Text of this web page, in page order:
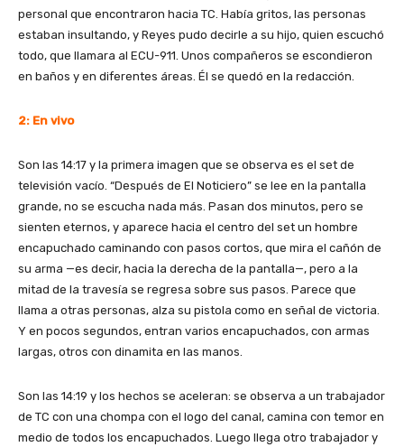
personal que encontraron hacia TC. Había gritos, las personas
estaban insultando, y Reyes pudo decirle a su hijo, quien escuchó
todo, que llamara al ECU-911. Unos compañeros se escondieron
en baños y en diferentes áreas. Él se quedó en la redacción.
2: En vivo
Son las 14:17 y la primera imagen que se observa es el set de
televisión vacío. “Después de El Noticiero” se lee en la pantalla
grande, no se escucha nada más. Pasan dos minutos, pero se
sienten eternos, y aparece hacia el centro del set un hombre
encapuchado caminando con pasos cortos, que mira el cañón de
su arma —es decir, hacia la derecha de la pantalla—, pero a la
mitad de la travesía se regresa sobre sus pasos. Parece que
llama a otras personas, alza su pistola como en señal de victoria.
Y en pocos segundos, entran varios encapuchados, con armas
largas, otros con dinamita en las manos.
Son las 14:19 y los hechos se aceleran: se observa a un trabajador
de TC con una chompa con el logo del canal, camina con temor en
medio de todos los encapuchados. Luego llega otro trabajador y